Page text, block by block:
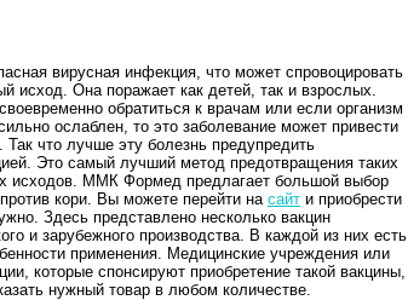
вирусная инфекция, что может спровоцировать
исход. Она поражает как детей, так и взрослых.
обратиться к врачам или если организм
ослаблен, то это заболевание может привести
Так что лучше эту болезнь предупредить
Это самый лучший метод предотвращения таких
исходов. ММК Формед предлагает большой выбор
кори. Вы можете перейти на сайт и приобрести
Здесь представлено несколько вакцин
и зарубежного производства. В каждой из них есть
применения. Медицинские учреждения или
которые спонсируют приобретение такой вакцины,
нужный товар в любом количестве.